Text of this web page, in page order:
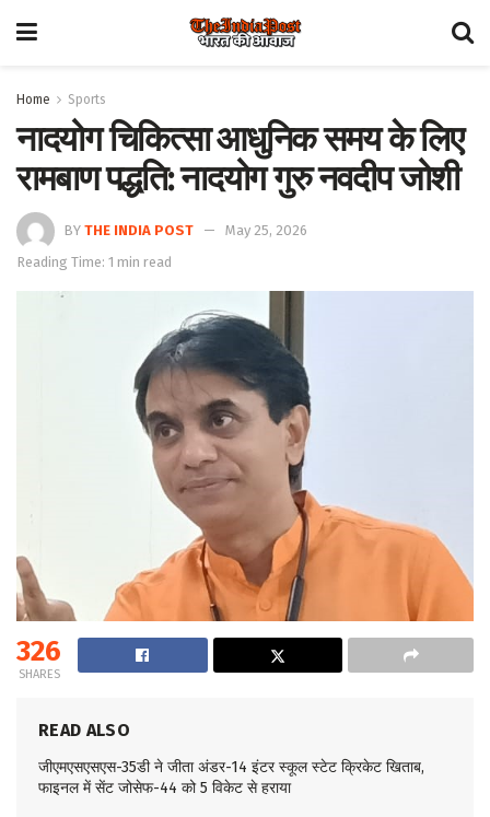
Home Sports
नादयोग चिकित्सा आधुनिक समय के लिए
रामबाण पद्धति: नादयोग गुरु नवदीप जोशी
BY THE INDIA POST
May 25, 2026
Reading Time: 1 min read
326
SHARES
READ ALSO
जीएमएसएसएस-35डी ने जीता अंडर-14 इंटर स्कूल स्टेट क्रिकेट खिताब,
फाइनल में सेंट जोसेफ-44 को 5 विकेट से हराया